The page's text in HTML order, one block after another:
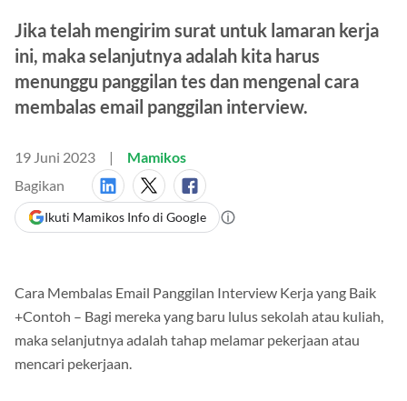
Jika telah mengirim surat untuk lamaran kerja
ini, maka selanjutnya adalah kita harus
menunggu panggilan tes dan mengenal cara
membalas email panggilan interview.
19 Juni 2023
Mamikos
Bagikan
Ikuti Mamikos Info di Google
Cara Membalas Email Panggilan Interview Kerja yang Baik
+Contoh – Bagi mereka yang baru lulus sekolah atau kuliah,
maka selanjutnya adalah tahap melamar pekerjaan atau
mencari pekerjaan.